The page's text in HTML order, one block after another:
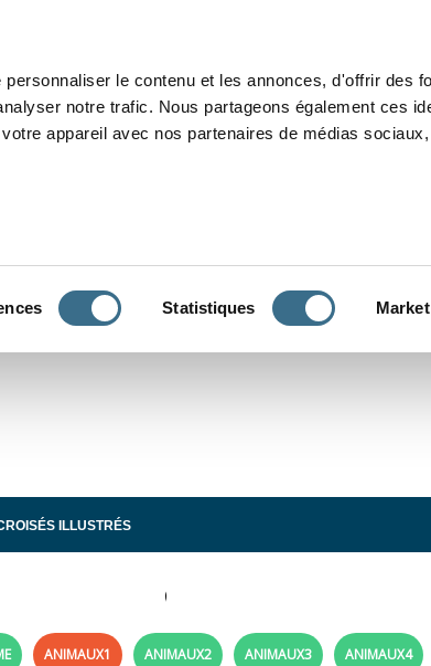
le contenu et les annonces, d'offrir des
notre trafic. Nous partageons également ces
appareil avec nos partenaires de médias
Statistiques
ILLUSTRÉS
ANIMAUX1 ANIMAUX2 ANIMAUX3 ANIMAUX4